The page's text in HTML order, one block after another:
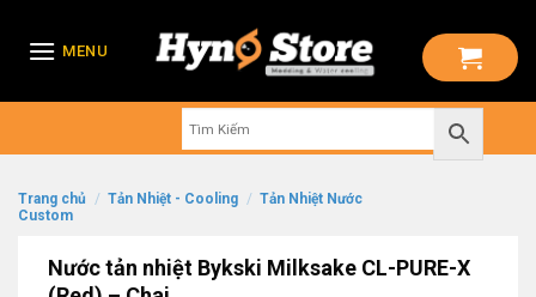
MENU
Trang chủ / Tản Nhiệt - Cooling / Tản Nhiệt Nước
Custom
Nước tản nhiệt Bykski Milksake CL-PURE-X